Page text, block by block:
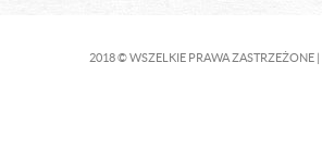
2018 © WSZELKIE PRAWA ZASTRZEŻONE |